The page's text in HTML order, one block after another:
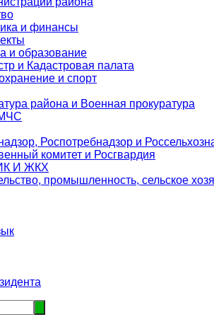
и финансы
и образование
и Кадастровая палата
и спорт
района и Военная прокуратура
Роспотребнадзор и
комитет и Росгвардия
И ЖКХ
промышленность, сельское